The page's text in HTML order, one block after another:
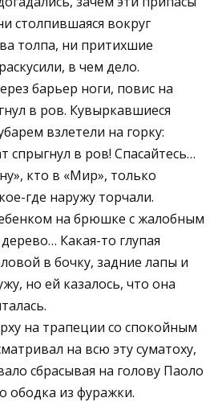
столпившаяся вокруг
толпа, ни притихшие
в чем дело.
барьер ноги, повис на
в ров. Кувыркавшиеся
взлетели на горку:
в ров! Спасайтесь…
кто в «Мир», только
где наружу торчали.
на брюшке с жалобным
Какая-то глупая
в бочку, задние лапы и
но ей казалось, что она
на трапеции со спокойным
на всю эту суматоху,
сбрасывая на голову Паоло
ободка из фуражки.